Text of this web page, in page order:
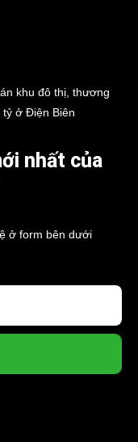
nhất của
ở form bên dưới